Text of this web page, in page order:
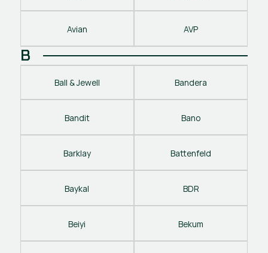
Avian AVP
B
Ball & Jewell Bandera
Bandit Bano
Barklay Battenfeld
Baykal BDR
Beiyi Bekum